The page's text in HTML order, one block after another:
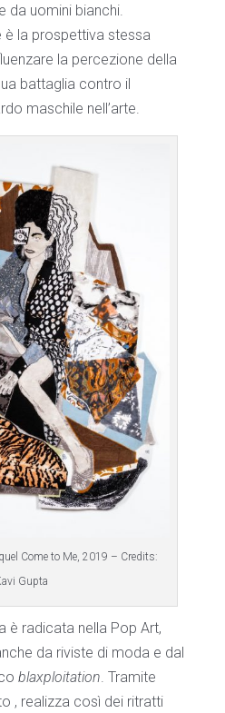
da uomini bianchi.
è la prospettiva stessa
la percezione della
battaglia contro il
maschile nell’arte.
Come to Me, 2019 – Credits:
Gupta
è radicata nella Pop Art,
da riviste di moda e dal
blaxploitation. Tramite
, realizza così dei ritratti